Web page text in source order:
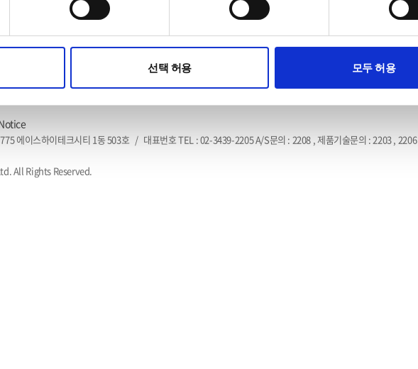
선택 허용 모두 허용
에이스하이테크시티 1동 503호 / 대표번호 TEL : 02-3439-2205 A/S문의 : 2208 , 제품기술문의 : 2203 , 2206
All Rights Reserved.